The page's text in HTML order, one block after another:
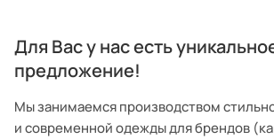
Для Вас у нас есть
предложение!
Мы занимаемся производством
и современной одежды для брендов